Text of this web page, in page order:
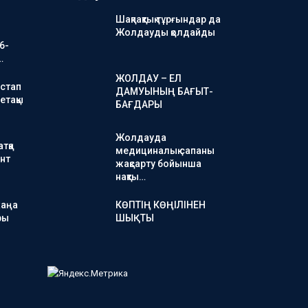
Шақпақтық тұрғындар да
Жолдауды қолдайды
ЖОЛДАУ – ЕЛ
ДАМУЫНЫҢ БАҒЫТ-
БАҒДАРЫ
Жолдауда
медициналық сапаны
жақсарту бойынша
нақты…
КӨПТІҢ КӨҢІЛІНЕН
ШЫҚТЫ